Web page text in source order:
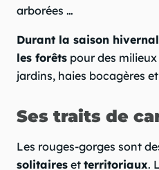
arborées …
Durant la saison
les forêts pour des
jardins, haies bocagères
Ses traits de
Les rouges-gorges sont
solitaires et territoriaux.